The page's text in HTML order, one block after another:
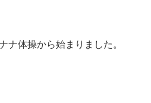
ナ体操から始まりました。